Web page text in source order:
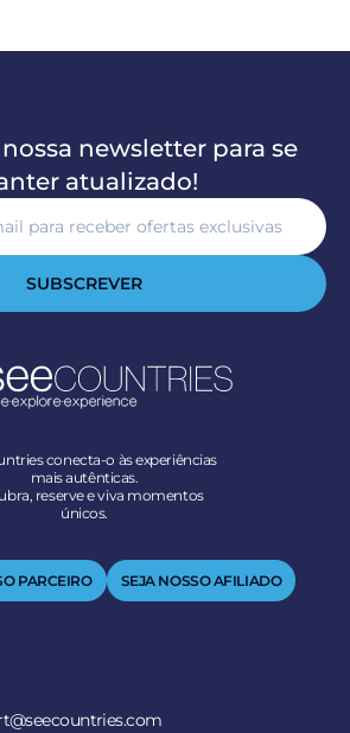
newsletter para se
atualizado!
SUBSCREVER
conecta-o às experiências
mais autênticas.
reserve e viva momentos
únicos.
PARCEIRO SEJA NOSSO AFILIADO